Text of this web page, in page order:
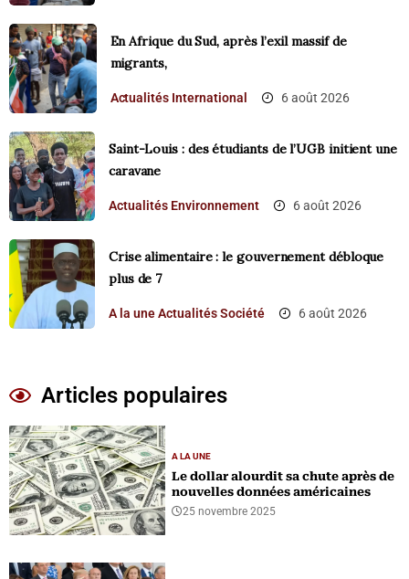
En Afrique du Sud, après l’exil massif de
migrants,
Actualités International 6 août 2026
Saint-Louis : des étudiants de l’UGB initient une
caravane
Actualités Environnement 6 août 2026
Crise alimentaire : le gouvernement débloque
plus de 7
A la uneActualités Société 6 août 2026
Articles populaires
A LA UNE
Le dollar alourdit sa chute après de
nouvelles données américaines
25 novembre 2025